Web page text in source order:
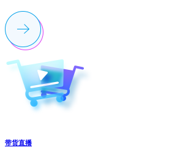
带货直播